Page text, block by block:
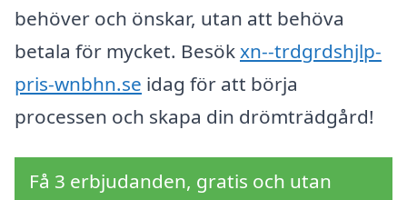
behöver och önskar, utan att behöva
betala för mycket. Besökxn--trdgrdshjlp-
pris-wnbhn.se idag för att börja
processen och skapa din drömträdgård!
Få 3 erbjudanden, gratis och utan